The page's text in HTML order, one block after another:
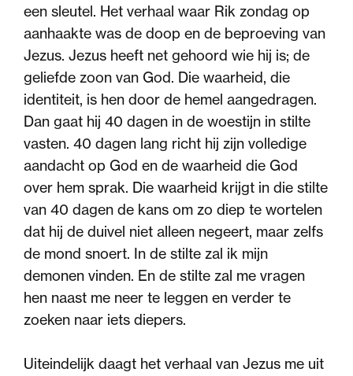
een sleutel. Het verhaal waar Rik zondag op
aanhaakte was de doop en de beproeving van
Jezus. Jezus heeft net gehoord wie hij is; de
geliefde zoon van God. Die waarheid, die
identiteit, is hen door de hemel aangedragen.
Dan gaat hij 40 dagen in de woestijn in stilte
vasten. 40 dagen lang richt hij zijn volledige
aandacht op God en de waarheid die God
over hem sprak. Die waarheid krijgt in die stilte
van 40 dagen de kans om zo diep te wortelen
dat hij de duivel niet alleen negeert, maar zelfs
de mond snoert. In de stilte zal ik mijn
demonen vinden. En de stilte zal me vragen
hen naast me neer te leggen en verder te
zoeken naar iets diepers.
Uiteindelijk daagt het verhaal van Jezus me uit